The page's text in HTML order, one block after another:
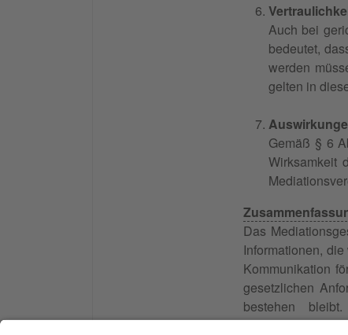
Auch bei
bedeutet,
werden
gelten in
Gemäß § 6
Wirksamkeit
Das
Informationen,
Kommunikation
gesetzlichen
bestehen